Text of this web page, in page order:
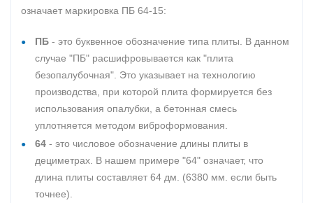
означает маркировка ПБ 64-15:
ПБ - это буквенное обозначение типа плиты. В данном
случае "ПБ" расшифровывается как "плита
безопалубочная". Это указывает на технологию
производства, при которой плита формируется без
использования опалубки, а бетонная смесь
уплотняется методом виброформования.
64 - это числовое обозначение длины плиты в
дециметрах. В нашем примере "64" означает, что
длина плиты составляет 64 дм. (6380 мм. если быть
точнее).